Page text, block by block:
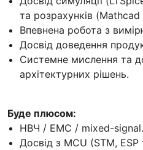
та розрахунків
Впевнена робота з
Досвід доведення
Системне мислення та
архітектурних рішень.
Буде плюсом:
НВЧ / EMC / mixed-signal.
Досвід з MCU (STM,